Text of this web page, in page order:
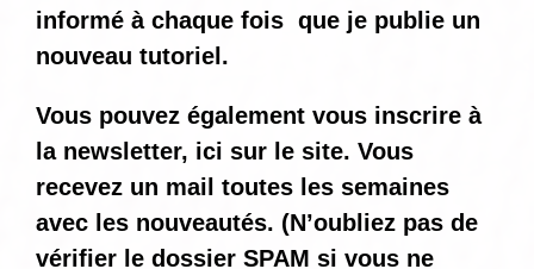
informé à chaque fois que je publie un
nouveau tutoriel.
Vous pouvez également vous inscrire à
la newsletter, ici sur le site. Vous
recevez un mail toutes les semaines
avec les nouveautés. (N’oubliez pas de
vérifier le dossier SPAM si vous ne